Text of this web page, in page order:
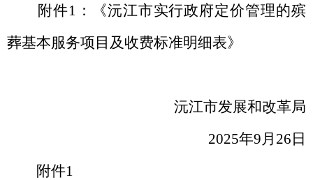
附件1 ：《沅江市实行政府定价管理的殡
葬基本服务项目及收费标准明细表》
沅江市发展和改革局
2025年9月 26 日
附件1